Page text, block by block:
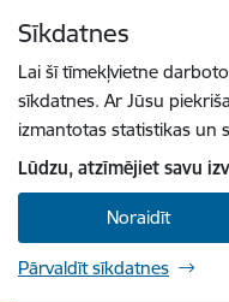
Sīkdatnes
Lai šī tīmekļvietne
sīkdatnes. Ar Jūsu
izmantotas statistikas un
Lūdzu, atzīmējiet savu
Noraidīt
Pārvaldīt sīkdatnes